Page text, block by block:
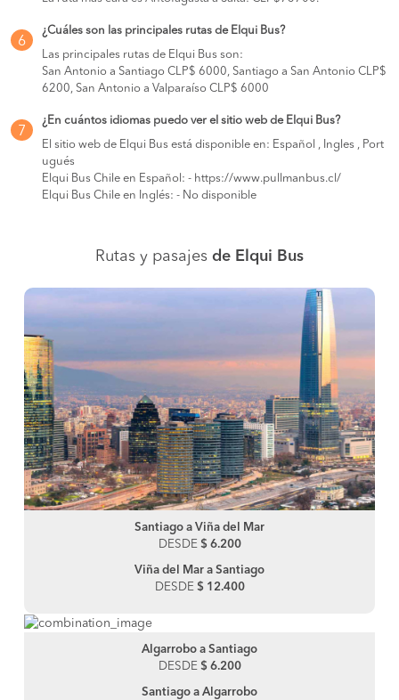
6
¿Cuáles son las principales rutas de Elqui Bus?
Las principales rutas de Elqui Bus son:
San Antonio a Santiago CLP$ 6000, Santiago a San Antonio CLP$
6200, San Antonio a Valparaíso CLP$ 6000
7
¿En cuántos idiomas puedo ver el sitio web de Elqui Bus?
El sitio web de Elqui Bus está disponible en: Español , Ingles , Port
ugués
Elqui Bus Chile en Español: - https://www.pullmanbus.cl/
Elqui Bus Chile en Inglés: - No disponible
Rutas y pasajes de Elqui Bus
Santiago a Viña del Mar
DESDE $ 6.200
Viña del Mar a Santiago
DESDE $ 12.400
Algarrobo a Santiago
DESDE $ 6.200
Santiago a Algarrobo